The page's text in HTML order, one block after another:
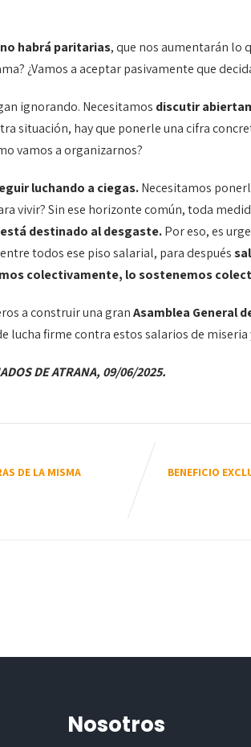
no habrá paritarias, que nos aumentarán lo
¿Vamos a aceptar pasivamente que
ignorando. Necesitamos discutir
situación, hay que ponerle una cifra
vamos a organizarnos?
luchando a ciegas.Necesitamos
vivir? Sin ese horizonte común, toda
destinado al desgaste.Por eso, es
todos ese piso salarial, para después
colectivamente, lo sostenemos
a construir una granAsamblea General
lucha firme contra estos salarios de miseria
DE ATRANA, 09/06/2025.
DE LA MISMA
BENEFICIO
Nosotros